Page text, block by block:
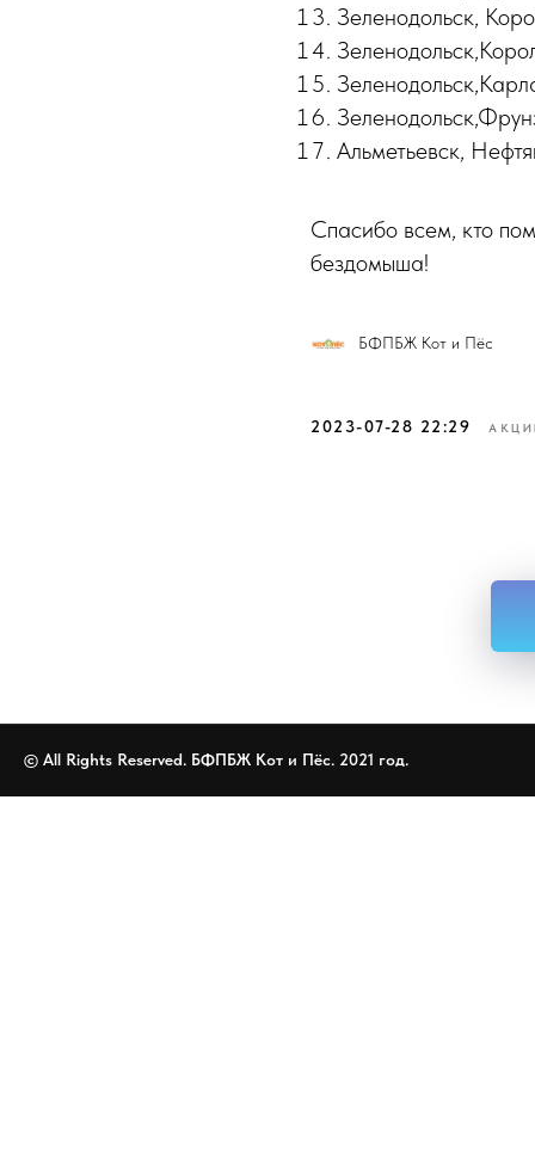
Зеленодольск,
Альметьевск,
Спасибо всем, кто
бездомыша!
БФПБЖ Кот и Пёс
2023-07-28 22:29
© All Rights Reserved. БФПБЖ Кот и Пёс. 2021 год.